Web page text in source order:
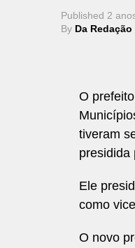
Published 2
By Da Redação
O
tiveram
presidida
Ele
como
O novo